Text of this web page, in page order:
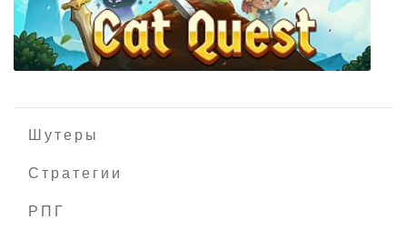
Cathedral
Шутеры
Стратегии
РПГ